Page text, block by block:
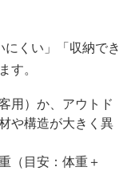
くい」「収納でき
す。
用）か、アウトド
や構造が大きく異
（目安：体重＋